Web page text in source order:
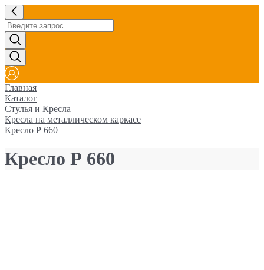
Главная
Каталог
Стулья и Кресла
Кресла на металлическом каркасе
Кресло Р 660
Кресло Р 660